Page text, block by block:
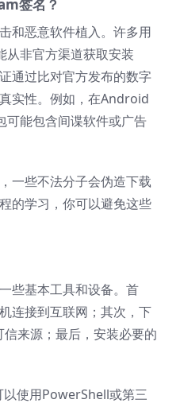
签名？
和恶意软件植入。许多用
从非官方渠道获取安装
通过比对官方发布的数字
实性。例如，在Android
可能包含间谍软件或广告
一些不法分子会伪造下载
的学习，你可以避免这些
些基本工具和设备。首
连接到互联网；其次，下
来源；最后，安装必要的
使用PowerShell或第三